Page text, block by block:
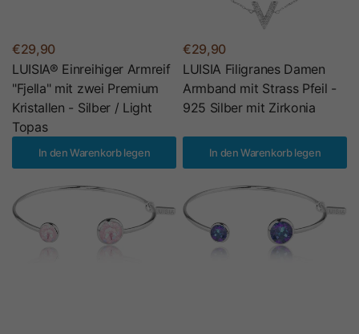
€29,90
LUISIA® Einreihiger Armreif
"Fjella" mit zwei Premium
Kristallen - Silber / Light
Topas
In den Warenkorb legen
€29,90
LUISIA Filigranes Damen
Armband mit Strass Pfeil -
925 Silber mit Zirkonia
In den Warenkorb legen